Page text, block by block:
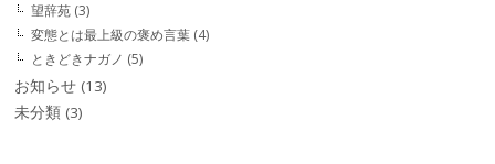
望辞苑 (3)
変態とは最上級の褒め言葉 (4)
ときどきナガノ (5)
お知らせ (13)
未分類 (3)